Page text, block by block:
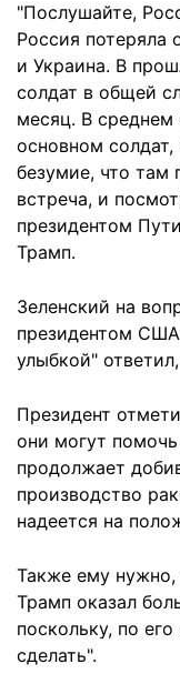
"Послушайте,
Россия потеряла
и Украина. В
солдат в общей
месяц. В среднем
основном
безумие, что там
встреча, и
президентом
Трамп.
Зеленский на
президентом
улыбкой"
Президент
они могут
продолжает
производство
надеется на
Также ему
Трамп оказал
поскольку, по
сделать".